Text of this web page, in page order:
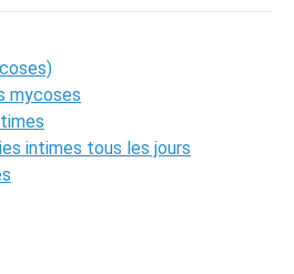
mycoses
intimes tous les jours